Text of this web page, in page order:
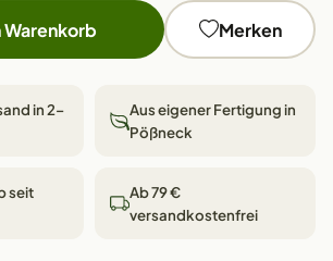
Warenkorb Merken
in 2–
Aus eigener Fertigung in
Pößneck
seit
Ab 79 €
versandkostenfrei